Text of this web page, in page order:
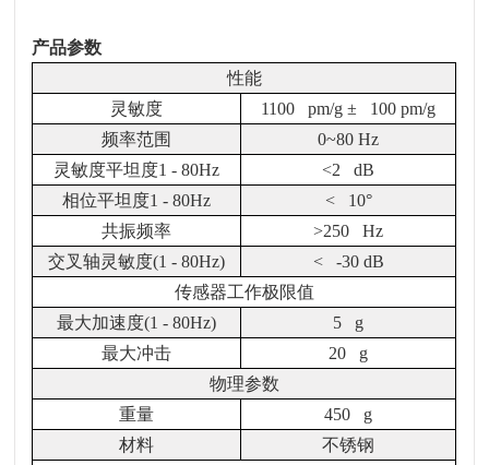
产品参数
性能
灵敏度
1100 pm/g± 100 pm/g
频率范围
0~80 Hz
灵敏度平坦度1 - 80Hz
<2 dB
相位平坦度1 - 80Hz
< 10°
共振频率
>250 Hz
交叉轴灵敏度(1 - 80Hz)
< -30 dB
传感器工作极限值
最大加速度(1 - 80Hz)
5 g
最大冲击
20 g
物理参数
重量
450 g
材料
不锈钢